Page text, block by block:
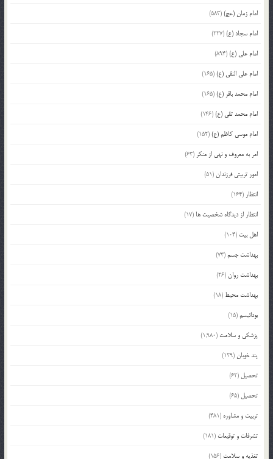
امام زمان (عج)(583)
امام سجاد (ع)(227)
امام علی (ع)(894)
امام علی النقی (ع)(165)
امام محمد باقر (ع)(165)
امام محمد تقی (ع)(146)
امام موسی کاظم (ع)(152)
امر به معروف و نهی از منکر (63)
امور تربیتی فرزندان(51)
انتظار (164)
انتظار از دیدگاه شخصیت ها (17)
اهل بیت (104)
بهداشت جسم(73)
بهداشت روان(26)
بهداشت محیط (18)
بودائیسم(15)
پزشکی و سلامت (1,980)
پند خوبان(129)
تحصیل (62)
تحصیل (65)
تربیت و مشاوره (481)
تشرفات و توقیعات (181)
تغذیه و سلامت (156)